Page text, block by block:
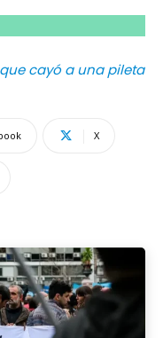
cayó a una pileta
X